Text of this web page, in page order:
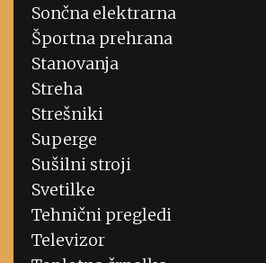
Sončna elektrarna
Športna prehrana
Stanovanja
Streha
Strešniki
Superge
Sušilni stroji
Svetilke
Tehnični pregledi
Televizor